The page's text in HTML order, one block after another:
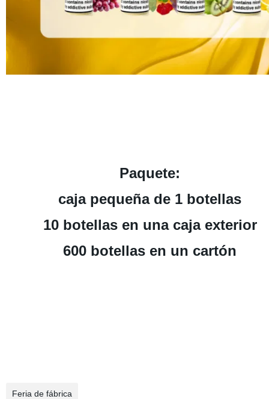
Paquete:
caja pequeña de 1 botellas
10 botellas en una caja exterior
600 botellas en un cartón
Feria de fábrica